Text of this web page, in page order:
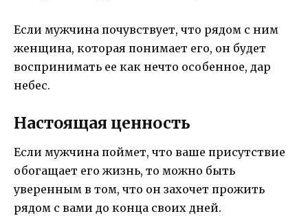
Если мужчина почувствует, что рядом с ним
женщина, которая понимает его, он будет
воспринимать ее как нечто особенное, дар
небес.
Настоящая ценность
Если мужчина поймет, что ваше присутствие
обогащает его жизнь, то можно быть
уверенным в том, что он захочет прожить
рядом с вами до конца своих дней.